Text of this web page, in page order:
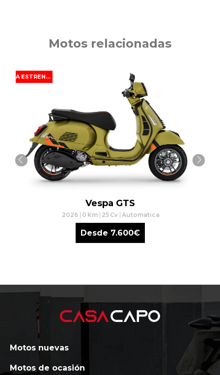
Motos relacionadas
A ESTRENAR
Vespa GTS
2026 0 Km 25 Cv Automatica
Desde 7.600€
Motos nuevas
Motos de ocasión